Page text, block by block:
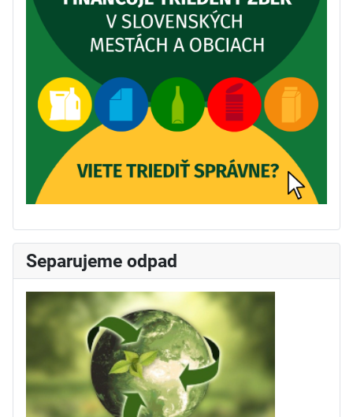
Separujeme odpad